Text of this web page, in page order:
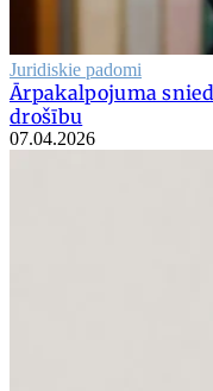
Juridiskie padomi
Ārpakalpojuma
drošību
07.04.2026